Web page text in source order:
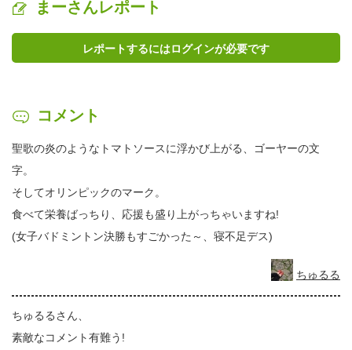
まーさんレポート
レポートするにはログインが必要です
コメント
聖歌の炎のようなトマトソースに浮かび上がる、ゴーヤーの文
字。
そしてオリンピックのマーク。
食べて栄養ばっちり、応援も盛り上がっちゃいますね!
(女子バドミントン決勝もすごかった～、寝不足デス)
ちゅるる
ちゅるるさん、
素敵なコメント有難う!